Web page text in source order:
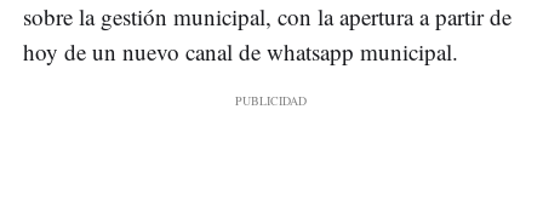
sobre la gestión municipal, con la apertura a partir de
hoy de un nuevo canal de whatsapp municipal.